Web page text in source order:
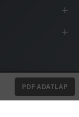
PDF ADATLAP
Energia Háza